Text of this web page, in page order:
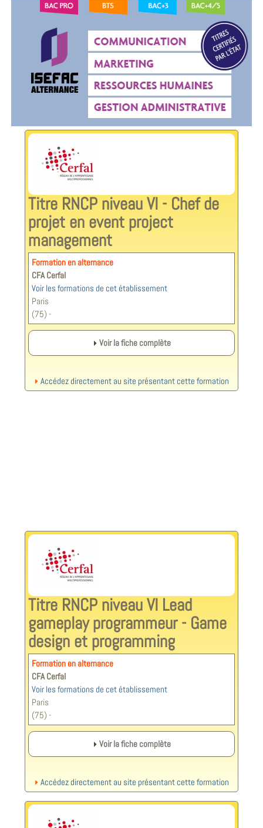
Titre RNCP niveau VI - Chef de
projet en event project
management
Formation en alternance
CFA Cerfal
Voir les formations de cet établissement
Paris
(75) -
Voir la fiche complète
Accédez directement au site présentant cette formation
Titre RNCP niveau VI Lead
gameplay programmeur - Game
design et programming
Formation en alternance
CFA Cerfal
Voir les formations de cet établissement
Paris
(75) -
Voir la fiche complète
Accédez directement au site présentant cette formation